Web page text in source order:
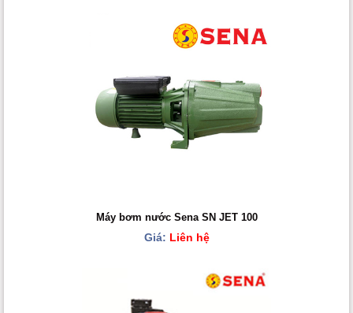
Máy bơm nước Sena SN JET 100
Giá: Liên hệ